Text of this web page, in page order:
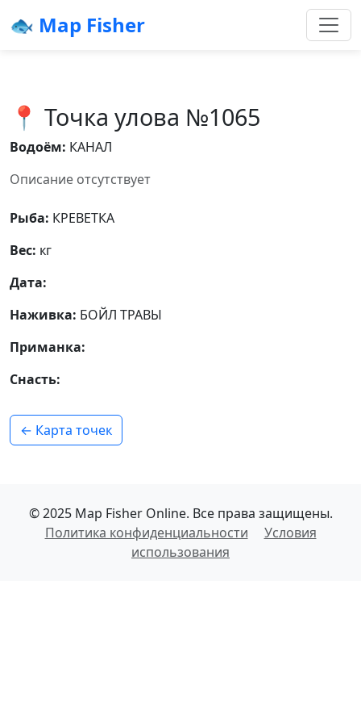
🐟 Map Fisher
📍 Точка улова №1065
Водоём: КАНАЛ
Описание отсутствует
Рыба: КРЕВЕТКА
Вес: кг
Дата:
Наживка: БОЙЛ ТРАВЫ
Приманка:
Снасть:
← Карта точек
© 2025 Map Fisher Online. Все права защищены.
Политика конфиденциальности
Условия
использования